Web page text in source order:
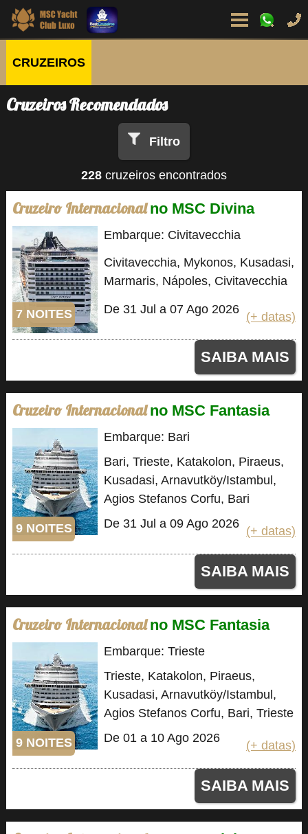
CRUZEIROS
Cruzeiros Recomendados
Filtro
228 cruzeiros encontrados
Cruzeiro Internacional no MSC Divina
7 NOITES
Embarque: Civitavecchia
Civitavecchia, Mykonos, Kusadasi,
Marmaris, Nápoles, Civitavecchia
De 31 Jul a 07 Ago 2026
(+ datas)
SAIBA MAIS
Cruzeiro Internacional no MSC Fantasia
9 NOITES
Embarque: Bari
Bari, Trieste, Katakolon, Piraeus,
Kusadasi, Arnavutköy/Istambul,
Agios Stefanos Corfu, Bari
De 31 Jul a 09 Ago 2026
(+ datas)
SAIBA MAIS
Cruzeiro Internacional no MSC Fantasia
9 NOITES
Embarque: Trieste
Trieste, Katakolon, Piraeus,
Kusadasi, Arnavutköy/Istambul,
Agios Stefanos Corfu, Bari, Trieste
De 01 a 10 Ago 2026
(+ datas)
SAIBA MAIS